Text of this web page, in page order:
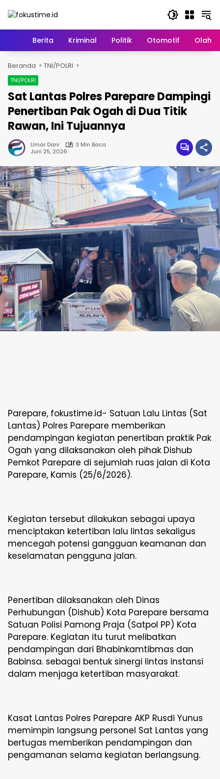
HomeBerita Kriminal Politik Otomotif
Beranda TNI/POLRI
TNI/POLRI
Sat Lantas Polres Parepare Dampingi
Penertiban Pak Ogah di Dua Titik
Rawan, Ini Tujuannya
Umar Dani
3 Min Baca
Juni 25, 2026
Parepare, fokustime.id- Satuan Lalu Lintas (Sat
Lantas) Polres Parepare memberikan
pendampingan kegiatan penertiban praktik Pak
Ogah yang dilaksanakan oleh pihak Dishub
Pemkot Parepare di sejumlah ruas jalan di Kota
Parepare, Kamis (25/6/2026).
Kegiatan tersebut dilakukan sebagai upaya
menciptakan ketertiban lalu lintas sekaligus
mencegah potensi gangguan keamanan dan
keselamatan pengguna jalan.
Penertiban dilaksanakan oleh Dinas
Perhubungan (Dishub) Kota Parepare bersama
Satuan Polisi Pamong Praja (Satpol PP) Kota
Parepare. Kegiatan itu turut melibatkan
pendampingan dari Bhabinkamtibmas dan
Babinsa. sebagai bentuk sinergi lintas instansi
dalam menjaga ketertiban masyarakat.
Kasat Lantas Polres Parepare AKP Rusdi Yunus
memimpin langsung personel Sat Lantas yang
bertugas memberikan pendampingan dan
pengamanan selama kegiatan berlangsung.